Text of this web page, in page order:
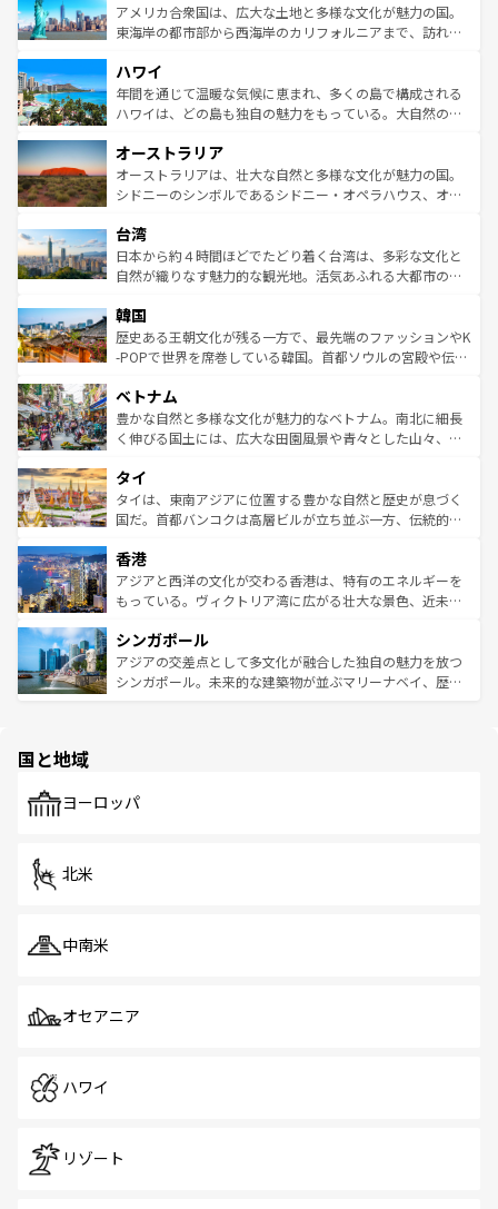
博物館もあり、アルプス観光だけでなく町歩きも満喫する
ことができる。国民の所得が高いため物価も高いが、旅行
ば市内交通費無料で観光を楽しむこともできる。 なお、新
着のスイス情報はコンテンツ一覧 を参照してほしい。
アメリカ合衆国は、広大な土地と多様な文化が魅力の国。
東海岸の都市部から西海岸のカリフォルニアまで、訪れる
のような巨大都市は、観光、ショッピング、エンターテイ
ンメントが詰まった刺激的なスポットだ。一方、アメリカ
西部には大自然が広がり、グランドキャニオンやイエロー
部のニューオーリンズでは、音楽と美食が融合した独特の
文化が魅力。旅行者はアメリカの各地域で異なる魅力を楽
しみながら、その多様性と豊かな歴史を感じることができ
ならではの贅沢な旅のスタイルだ。 なお、新着のアメリカ
情報はコンテンツ一覧を参照してほしい。
ハワイ
年間を通じて温暖な気候に恵まれ、多くの島で構成される
ハワイは、どの島も独自の魅力をもっている。大自然の神
ワイ島は見逃せない。また、定番の観光地といえばオアフ
島だが、静かな自然を求めるならマウイ島やカウアイ島が
おすすめ。エメラルドグリーンに輝く海をはじめ、豊かな
れるおもてなしの心で訪れる人々を迎えてくれるハワイの
人々、おいしいローカルフードやハワイアンミュージッ
ク、伝統的なフラダンスなど、すべてがハワイの魅力を彩
ワイを、存分に味わってほしい。 なお、新着のハワイ情報
はコンテンツ一覧を参照してほしい。
オーストラリア
オーストラリアは、壮大な自然と多様な文化が魅力の国。
シドニーのシンボルであるシドニー・オペラハウス、オー
リアリーフや大陸中央部にそびえるウルル（エアーズロッ
ク）、タスマニアの美しい原生林やケアンズの熱帯雨林な
ど、見どころがたくさん。また、カフェやワイン、オージ
いる。アクティビティも充実しており、サーフィンやダイ
ビング、ハイキングなど、アウトドア好きにはたまらな
い。オーストラリアの多彩な魅力を存分に味わいつくそ
参照してほしい。
台湾
日本から約４時間ほどでたどり着く台湾は、多彩な文化と
自然が織りなす魅力的な観光地。活気あふれる大都市の台
ン）、静ひつな山岳地帯である台湾東部など、都市の喧騒
と山間の静けさが共存しており、訪れる人に新しい発見と
驚きをもたらしてくれる。また、奥深い台湾の食文化も魅
容にもいいと評判のスイーツなど、バラエティ豊かな料理
が味わえる。 なお、新着の台湾情報は コンテンツ一覧を参
照してほしい。
韓国
歴史ある王朝文化が残る一方で、最先端のファッションやK
-POPで世界を席巻している韓国。首都ソウルの宮殿や伝統
き、地方に足を延ばせば四季折々の自然美を楽しむことが
できる。そして、キムチや焼肉、絶品のストリートフード
まで、さまざまな韓国料理が待っている。夜には、韓国な
リティに包まれながら、韓国の多彩な魅力を心ゆくまで味
わってみてほしい。 なお、新着の韓国情報はコンテンツ一
覧を参照してほしい。
ベトナム
豊かな自然と多様な文化が魅力的なベトナム。南北に細長
く伸びる国土には、広大な田園風景や青々とした山々、世
急速な発展と共に伝統が息づく。ハノイの古い町並みやホ
ーチミン市のフランス統治時代の建物も、独特の雰囲気を
醸し出している。また、バラエティの豊かさとおいしさで
とつ。フォーやバインミー、ベトナムコーヒーなどは、ぜ
ひ現地で味わいたい。どの地域を訪れてもあたたかい人々
が旅行者を迎えてくれるので、きっと忘れられない旅にな
参照してほしい。
タイ
タイは、東南アジアに位置する豊かな自然と歴史が息づく
国だ。首都バンコクは高層ビルが立ち並ぶ一方、伝統的な
の活気が交差している。北部ではチェンマイなどの山岳地
帯で自然と触れ合い、南部ではプーケットやクラビの美し
いビーチでリゾート気分を楽しむことができる。タイ料理
激する。気候は一年中温暖で、どの季節にも異なる楽しみ
が待っている。親しみやすいタイの人々、仏教を中心とし
た文化、そして多様な観光資源が、訪れる旅人を魅了し続
香港
アジアと西洋の文化が交わる香港は、特有のエネルギーを
もっている。ヴィクトリア湾に広がる壮大な景色、近未来
み、どこを訪れても感動するはず。観光スポットが密集し
ており、効率よく見どころを回れるのも魅力。息をのむよ
うな絶景から文化的な体験まで、香港を存分に楽しみ尽く
シンガポール
アジアの交差点として多文化が融合した独自の魅力を放つ
シンガポール。未来的な建築物が並ぶマリーナベイ、歴史
で、ホーカーズは地元の風情を楽しめる外せないスポット
国と地域
ヨーロッパ
北米
中南米
オセアニア
ハワイ
リゾート